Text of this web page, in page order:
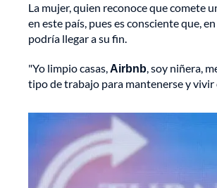
La mujer, quien reconoce que comete
en este país, pues es consciente que,
podría llegar a su fin.
"Yo limpio casas,Airbnb, soy niñera,
tipo de trabajo para mantenerse y